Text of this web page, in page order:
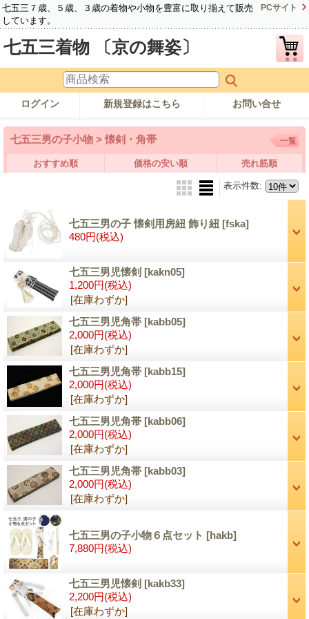
七五三７歳、５歳、３歳の着物や小物を豊富に取り揃えて販売
しています。
PCサイト
七五三着物 〔京の舞姿〕
ログイン 新規登録はこちら お問い合せ
七五三男の子小物 > 懐剣・角帯 一覧
おすすめ順 価格の安い順 売れ筋順
表示件数:
七五三男の子 懐剣用房紐 飾り紐 [fska]
480円(税込)
七五三男児懐剣 [kakn05]
1,200円(税込)
[在庫わずか]
七五三男児角帯 [kabb05]
2,000円(税込)
[在庫わずか]
七五三男児角帯 [kabb15]
2,000円(税込)
[在庫わずか]
七五三男児角帯 [kabb06]
2,000円(税込)
[在庫わずか]
七五三男児角帯 [kabb03]
2,000円(税込)
[在庫わずか]
七五三男の子小物６点セット [hakb]
7,880円(税込)
七五三男児懐剣 [kakb33]
2,200円(税込)
[在庫わずか]